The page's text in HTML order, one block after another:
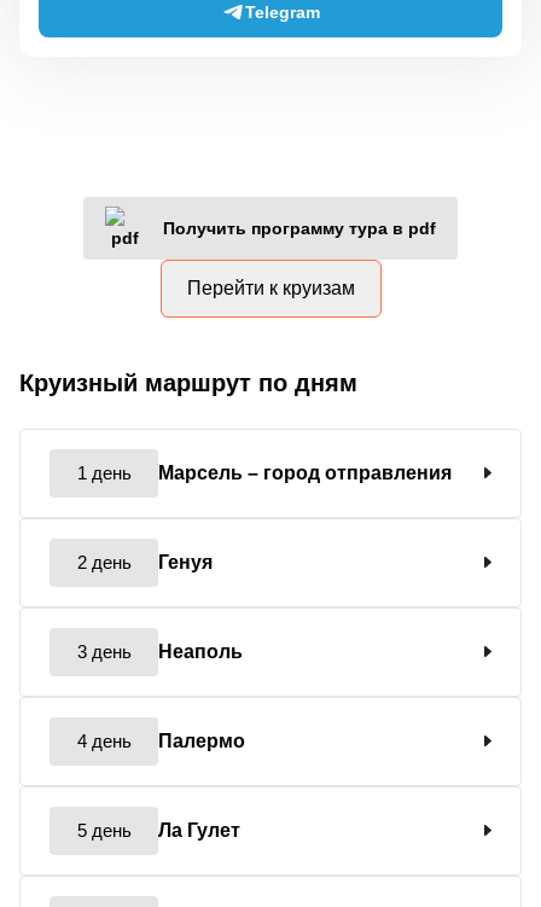
Telegram
Получить программу тура в pdf
Перейти к круизам
Круизный маршрут по дням
1 день Марсель – город отправления
2 день Генуя
3 день Неаполь
4 день Палермо
5 день Ла Гулет